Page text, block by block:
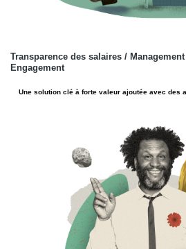
Transparence des salaires /
Engagement
Une solution clé à forte valeur ajoutée avec des